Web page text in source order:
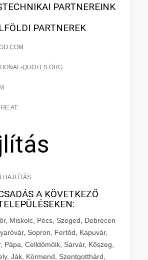
PARTNEREINK
PARTNEREK
QUOTES.ORG
A KÖVETKEZŐ
Miskolc, Pécs, Szeged, Debrecen
Sopron, Fertőd, Kapuvár,
Pápa, Celldömölk, Sárvár, Kőszeg,
Ják, Körmend, Szentgotthárd,